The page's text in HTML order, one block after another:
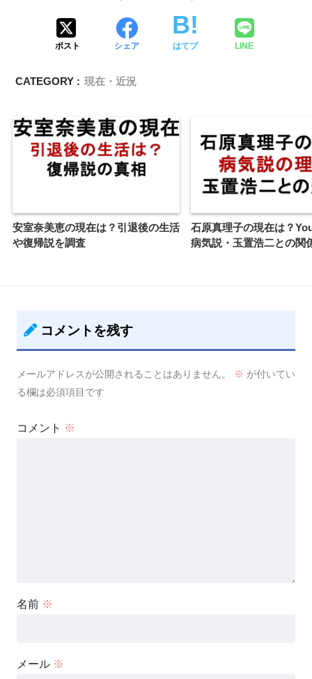
ポスト シェア はてブ LINE
CATEGORY : 現在・近況
安室奈美恵の現在は？引退後の生活
や復帰説を調査
石原真理子の現在は？
病気説・玉置浩二との関
コメントを残す
メールアドレスが公開されることはありません。 ※ が付いてい
る欄は必須項目です
コメント ※
名前 ※
メール ※